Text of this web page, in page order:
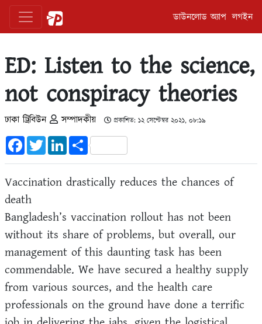
ডাউনলোড অ্যাপ লগইন
ED: Listen to the science,
not conspiracy theories
ঢাকা ট্রিবিউন সম্পাদকীয় প্রকাশিত: ১২ সেপ্টেম্বর ২০২১, ০৮:১৯
FacebookTwitterLinkedInShare
Vaccination drastically reduces the chances of
death
Bangladesh’s vaccination rollout has not been
without its share of problems, but overall, our
management of this daunting task has been
commendable. We have secured a healthy supply
from various sources, and the health care
professionals on the ground have done a terrific